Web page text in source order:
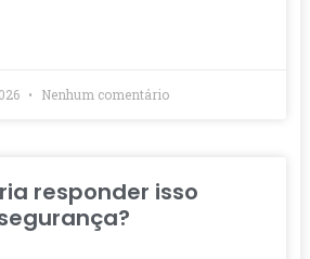
Nenhum comentário
responder isso